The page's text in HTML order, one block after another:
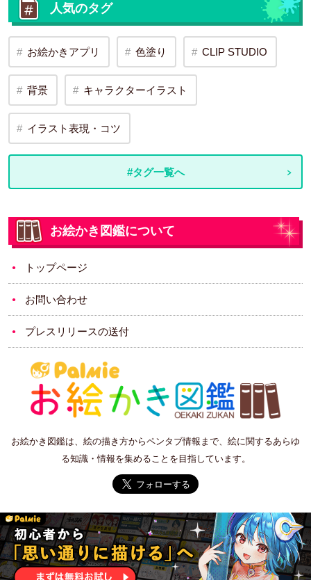
人気のタグ
お絵かきアプリ 色塗り CLIP STUDIO
背景 キャラクターイラスト
イラスト表現・コツ
#タグ一覧へ
お絵かき図鑑について
トップページ
お問い合わせ
プレスリリースの送付
お絵かき図鑑は、絵の描き方からペンタブ情報まで、絵に関するあらゆ
る知識・情報を集めることを目指しています。